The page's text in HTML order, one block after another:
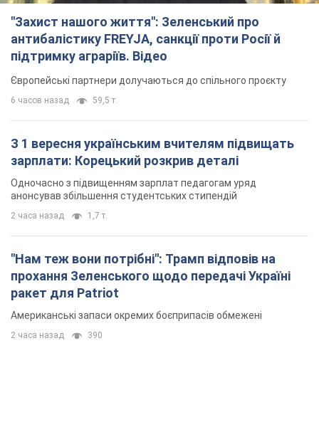
"Захист нашого життя": Зеленський про
антибалістику FREYJA, санкції проти Росії й
підтримку аграріїв. Відео
Європейські партнери долучаються до спільного проєкту
6 часов назад 59,5 т.
З 1 вересня українським вчителям підвищать
зарплати: Корецький розкрив деталі
Одночасно з підвищенням зарплат педагогам уряд
анонсував збільшення студентських стипендій
2 часа назад 1,7 т.
"Нам теж вони потрібні": Трамп відповів на
прохання Зеленського щодо передачі Україні
ракет для Patriot
Американські запаси окремих боєприпасів обмежені
2 часа назад 390